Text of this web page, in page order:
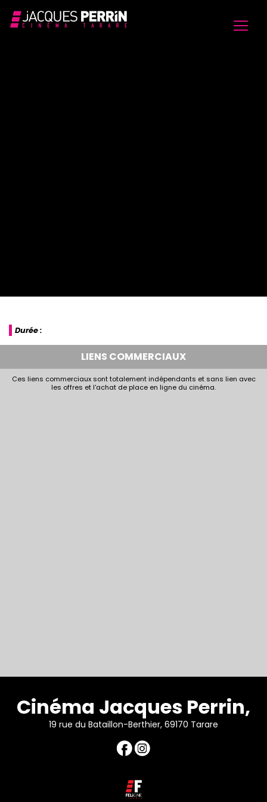
Durée :
LIENS COMMERCIAUX
Ces liens commerciaux sont totalement indépendants et sans lien avec
les offres et l'achat de place en ligne du cinéma.
Cinéma Jacques Perrin,
19 rue du Bataillon-Berthier, 69170 Tarare